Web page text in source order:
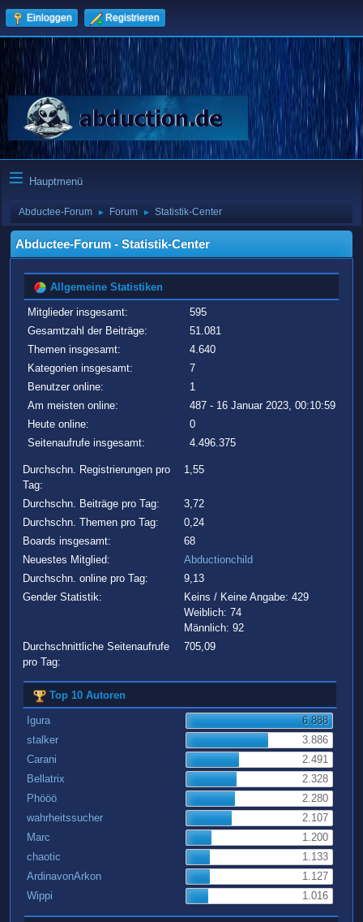
Einloggen Registrieren
Hauptmenü
Abductee-Forum ► Forum ► Statistik-Center
Abductee-Forum - Statistik-Center
Allgemeine Statistiken
Mitglieder insgesamt:
595
Gesamtzahl der Beiträge:
51.081
Themen insgesamt:
4.640
Kategorien insgesamt:
7
Benutzer online:
1
Am meisten online:
487 - 16 Januar 2023, 00:10:59
Heute online:
0
Seitenaufrufe insgesamt:
4.496.375
Durchschn. Registrierungen pro
Tag:
1,55
Durchschn. Beiträge pro Tag:
3,72
Durchschn. Themen pro Tag:
0,24
Boards insgesamt:
68
Neuestes Mitglied:
Abductionchild
Durchschn. online pro Tag:
9,13
Gender Statistik:
Keins / Keine Angabe: 429
Weiblich: 74
Männlich: 92
Durchschnittliche Seitenaufrufe
pro Tag:
705,09
Top 10 Autoren
Igura
6.888
stalker
3.886
Carani
2.491
Bellatrix
2.328
Phööö
2.280
wahrheitssucher
2.107
Marc
1.200
chaotic
1.133
ArdinavonArkon
1.127
Wippi
1.016